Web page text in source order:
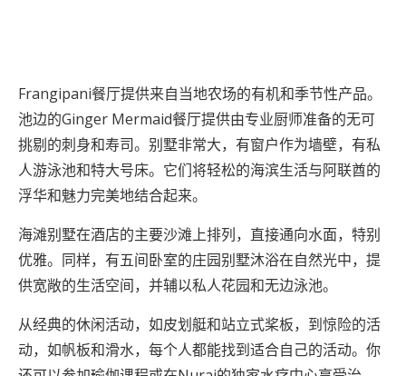
Frangipani餐厅提供来自当地农场的有机和季节性产品。
池边的Ginger Mermaid餐厅提供由专业厨师准备的无可
挑剔的刺身和寿司。别墅非常大，有窗户作为墙壁，有私
人游泳池和特大号床。它们将轻松的海滨生活与阿联酋的
浮华和魅力完美地结合起来。
海滩别墅在酒店的主要沙滩上排列，直接通向水面，特别
优雅。同样，有五间卧室的庄园别墅沐浴在自然光中，提
供宽敞的生活空间，并辅以私人花园和无边泳池。
从经典的休闲活动，如皮划艇和站立式桨板，到惊险的活
动，如帆板和滑水，每个人都能找到适合自己的活动。你